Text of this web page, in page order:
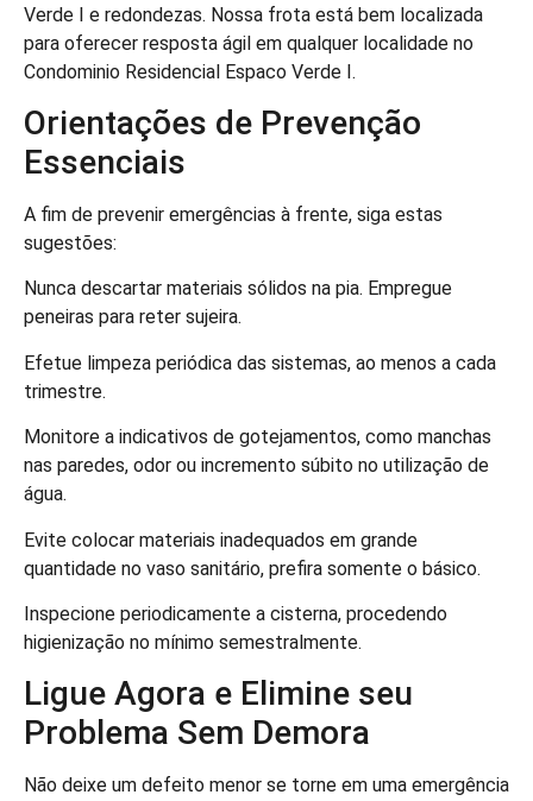
Verde I e redondezas. Nossa frota está bem localizada
para oferecer resposta ágil em qualquer localidade no
Condominio Residencial Espaco Verde I.
Orientações de Prevenção
Essenciais
A fim de prevenir emergências à frente, siga estas
sugestões:
Nunca descartar materiais sólidos na pia. Empregue
peneiras para reter sujeira.
Efetue limpeza periódica das sistemas, ao menos a cada
trimestre.
Monitore a indicativos de gotejamentos, como manchas
nas paredes, odor ou incremento súbito no utilização de
água.
Evite colocar materiais inadequados em grande
quantidade no vaso sanitário, prefira somente o básico.
Inspecione periodicamente a cisterna, procedendo
higienização no mínimo semestralmente.
Ligue Agora e Elimine seu
Problema Sem Demora
Não deixe um defeito menor se torne em uma emergência